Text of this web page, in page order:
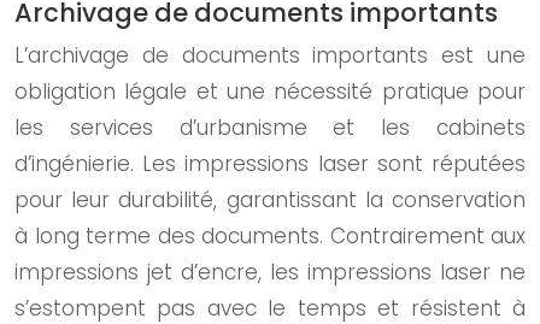
Archivage de documents importants
L’archivage de documents importants est une
obligation légale et une nécessité pratique pour
les services d’urbanisme et les cabinets
d’ingénierie. Les impressions laser sont réputées
pour leur durabilité, garantissant la conservation
à long terme des documents. Contrairement aux
impressions jet d’encre, les impressions laser ne
s’estompent pas avec le temps et résistent à